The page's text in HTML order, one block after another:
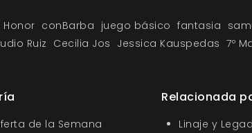
Honor conBarba juego básico fantasia
Ruiz Cecilia Jos Jessica Kauspedas 7º
de la Semana
Relacionada
Linaje y